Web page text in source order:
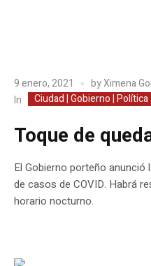
9 enero, 2021 byXimena
In
Ciudad | Gobierno | Política
Toque de
El Gobierno porteño
de casos de COVID. Habrá
horario nocturno.